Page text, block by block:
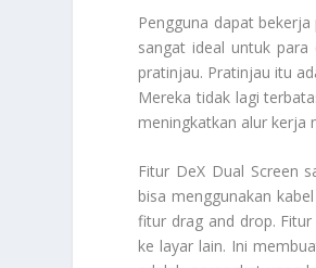
Pengguna dapat
sangat ideal untuk
pratinjau. Pratinjau itu
Mereka tidak lagi
meningkatkan alur kerja
Fitur DeX Dual Screen
bisa menggunakan
fitur drag and drop.
ke layar lain. Ini